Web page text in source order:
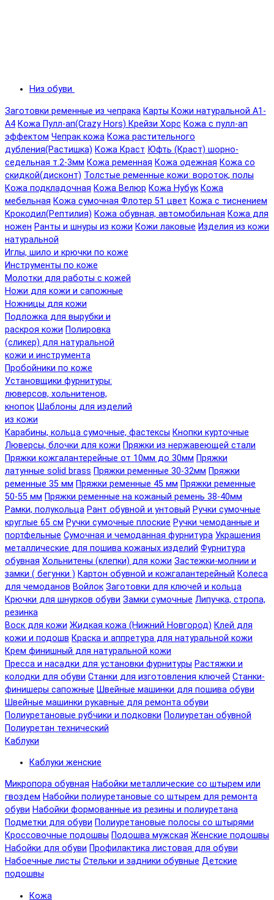
Низ обуви
Заготовки ременные из чепрака Карты Кожи натуральной А1-
А4 Кожа Пулл-ап(Crazy Hors) Крейзи Хорс Кожа с пулл-ап
эффектом Чепрак кожа Кожа растительного
дубления(Растишка) Кожа Краст Юфть (Краст) шорно-
седельная т.2-3мм Кожа ременная Кожа одежная Кожа со
скидкой(дисконт) Толстые ременные кожи: вороток, полы
Кожа подкладочная Кожа Велюр Кожа Нубук Кожа
мебельная Кожа сумочная Флотер 51 цвет Кожа с тиснением
Крокодил(Рептилия) Кожа обувная, автомобильная Кожа для
ножен Ранты и шнуры из кожи Кожи лаковые Изделия из кожи
натуральной
Иглы, шило и крючки по коже
Инструменты по коже
Молотки для работы с кожей
Ножи для кожи и сапожные
Ножницы для кожи
Подложка для вырубки и
раскроя кожи Полировка
(сликер) для натуральной
кожи и инструмента
Пробойники по коже
Установщики фурнитуры:
люверсов, хольнитенов,
кнопок Шаблоны для изделий
из кожи
Карабины, кольца сумочные, фастексы Кнопки курточные
Люверсы, блочки для кожи Пряжки из нержавеющей стали
Пряжки кожгалантерейные от 10мм до 30мм Пряжки
латунные solid brass Пряжки ременные 30-32мм Пряжки
ременные 35 мм Пряжки ременные 45 мм Пряжки ременные
50-55 мм Пряжки ременные на кожаный ремень 38-40мм
Рамки, полукольца Рант обувной и унтовый Ручки сумочные
круглые 65 см Ручки сумочные плоские Ручки чемоданные и
портфельные Сумочная и чемоданная фурнитура Украшения
металлические для пошива кожаных изделий Фурнитура
обувная Хольнитены (клепки) для кожи Застежки-молнии и
замки ( бегунки ) Картон обувной и кожгалантерейный Колеса
для чемоданов Войлок Заготовки для ключей и кольца
Крючки для шнурков обуви Замки сумочные Липучка, стропа,
резинка
Воск для кожи Жидкая кожа (Нижний Новгород) Клей для
кожи и подошв Краска и аппретура для натуральной кожи
Крем финишный для натуральной кожи
Пресса и насадки для установки фурнитуры Растяжки и
колодки для обуви Станки для изготовления ключей Станки-
финишеры сапожные Швейные машинки для пошива обуви
Швейные машинки рукавные для ремонта обуви
Полиуретановые рубчики и подковки Полиуретан обувной
Полиуретан технический
Каблуки
Каблуки женские
Микропора обувная Набойки металлические со штырем или
гвоздем Набойки полиуретановые со штырем для ремонта
обуви Набойки формованные из резины и полиуретана
Подметки для обуви Полиуретановые полосы со штырями
Кроссовочные подошвы Подошва мужская Женские подошвы
Набойки для обуви Профилактика листовая для обуви
Набоечные листы Стельки и задники обувные Детские
подошвы
Кожа